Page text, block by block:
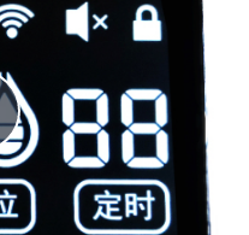
Play
Video